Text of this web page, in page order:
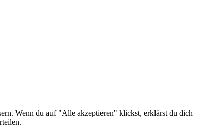
Wenn du auf "Alle akzeptieren" klickst, erklärst du dich